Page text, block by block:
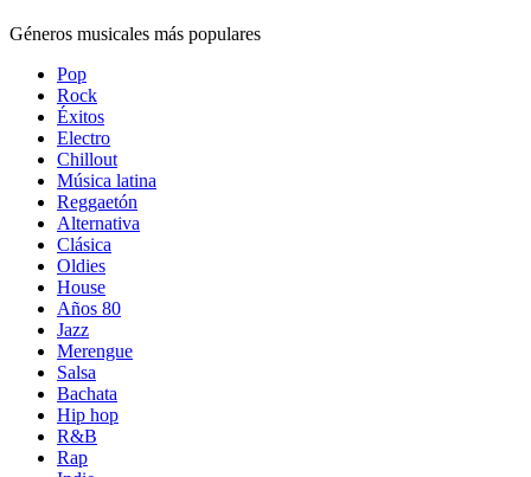
Géneros musicales más populares
Pop
Rock
Éxitos
Electro
Chillout
Música latina
Reggaetón
Alternativa
Clásica
Oldies
House
Años 80
Jazz
Merengue
Salsa
Bachata
Hip hop
R&B
Rap